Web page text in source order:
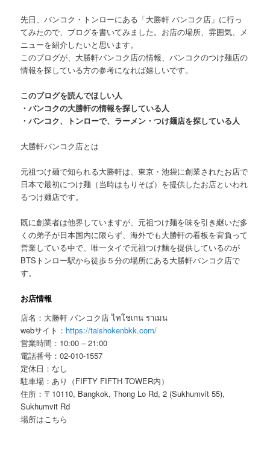
先日、バンコク・トンローにある「大勝軒 バンコク店」 に行っ
てみたので、ブログを書いてみました。お店の場所、雰囲気、メ
ニューを紹介したいと思います。
このブログが、大勝軒バンコク店の情報、バンコクのつけ麺店の
情報を探している方の参考になれば嬉しいです。
このブログを読んでほしい人
・バンコクの大勝軒の情報を探している人
・バンコク、トンローで、ラーメン・つけ麺店を探している人
大勝軒バンコク店とは
元祖つけ麺で知られる大勝軒は、東京・池袋に創業されたお店で
日本で最初につけ麺（当時はもりそば）を提供したお店といわれ
るつけ麺店です。
既に創業者は他界していますが、元祖つけ麺を味を引き継いだ多
くの弟子が日本国内に限らず、海外でも大勝軒の看板を背負って
営業している中で、唯一タイで元祖つけ麵を提供しているのが
BTSトンロー駅から徒歩５分の場所にある大勝軒バンコク店で
す。
お店情報
店名：大勝軒 バンコク店 ไทโชเกน ราเมน
webサイト： https://taishokenbkk.com/
営業時間：10:00 – 21:00
電話番号：02-010-1557
定休日：なし
駐車場：あり（FIFTY FIFTH TOWER内）
住所：〒10110, Bangkok, Thong Lo Rd, 2 (Sukhumvit 55),
Sukhumvit Rd
場所はこちら